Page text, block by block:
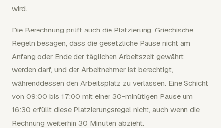
wird.
Die Berechnung prüft auch die Platzierung. Griechische
Regeln besagen, dass die gesetzliche Pause nicht am
Anfang oder Ende der täglichen Arbeitszeit gewährt
werden darf, und der Arbeitnehmer ist berechtigt,
währenddessen den Arbeitsplatz zu verlassen. Eine Schicht
von 09:00 bis 17:00 mit einer 30-minütigen Pause um
16:30 erfüllt diese Platzierungsregel nicht, auch wenn die
Rechnung weiterhin 30 Minuten abzieht.